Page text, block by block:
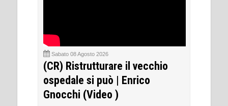
Sabato 08 Agosto 2026
(CR) Ristrutturare il vecchio
ospedale si può | Enrico
Gnocchi (Video )